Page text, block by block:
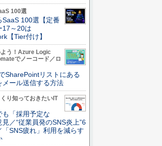
100選
SaaS 100選【定番
～20は
【Tier付け】
う！Azure Logic
でノーコード／ロ
SharePointリストにある
メール送信する方法
り知っておきたいIT
「採用予定な
／“従業員発のSNS炎上”6
SNS疲れ」利用を減らす